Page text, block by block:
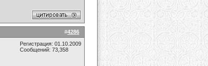
#4286
Регистрация: 01.10.2009
Сообщений: 73,358